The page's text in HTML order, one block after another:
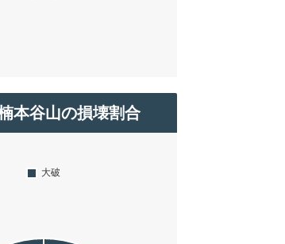
本谷山の損壊割合